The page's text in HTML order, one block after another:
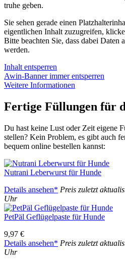
tru­he geben.
Sie sehen gera­de einen
eigent­li­chen Inhalt zuzu­grei­fen,
Bit­te beach­ten Sie, dass dabei Daten
wer­den.
Inhalt ent­sper­ren
Awin-Ban­ner immer ent­sper­ren
Wei­te­re Infor­ma­tio­nen
Fer­ti­ge Fül­lun­gen für
Du hast kei­ne Lust oder Zeit eige­ne
stel­len? Kein Pro­blem, es gibt auch
bequem online bestel­len kannst:
Nut­ra­ni Leber­wurst für Hun­de
Details anse­hen* Preis zuletzt
Uhr
PetPäl Geflü­gel­pas­te für Hun­de
9,97 €
Details anse­hen* Preis zuletzt
Uhr